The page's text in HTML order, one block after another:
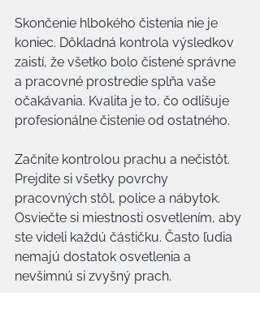
Skončenie hlbokého čistenia nie je
koniec. Dôkladná kontrola výsledkov
zaistí, že všetko bolo čistené správne
a pracovné prostredie splňa vaše
očakávania. Kvalita je to, čo odlišuje
profesionálne čistenie od ostatného.
Začnite kontrolou prachu a nečistôt.
Prejdite si všetky povrchy
pracovných stôl, police a nábytok.
Osviečte si miestnosti osvetlením, aby
ste videli každú částičku. Často ľudia
nemajú dostatok osvetlenia a
nevšimnú si zvyšný prach.